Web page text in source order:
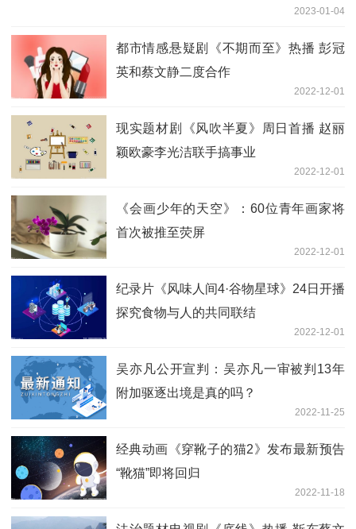
2023-01-04
都市情感悬疑剧《不期而至》热播 彭冠
英和蔡文静二度合作
2022-12-01
现实题材剧《风吹半夏》周日首播 赵丽
颖欧豪李光洁联手搞事业
2022-12-01
《会画少年的天空》：60位青年画家将
首次被推至荧屏
2022-12-01
纪录片《风味人间4·谷物星球》24日开播
探究食物与人的共同联结
2022-12-01
吴亦凡公开宣判：吴亦凡一审被判13年
附加驱逐出境是真的吗？
2022-11-25
经典动画《穿靴子的猫2》发布最新预告
“靴猫”即将回归
2022-11-18